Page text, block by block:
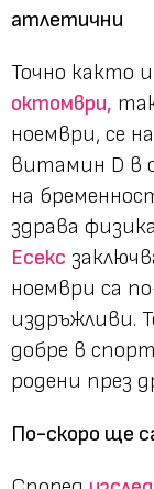
атлетични
Точно както
октомври,
ноември, се
витамин D в
на
здрава
Есекс
ноември са
издръжливи.
добре в
родени през
По-скоро ще